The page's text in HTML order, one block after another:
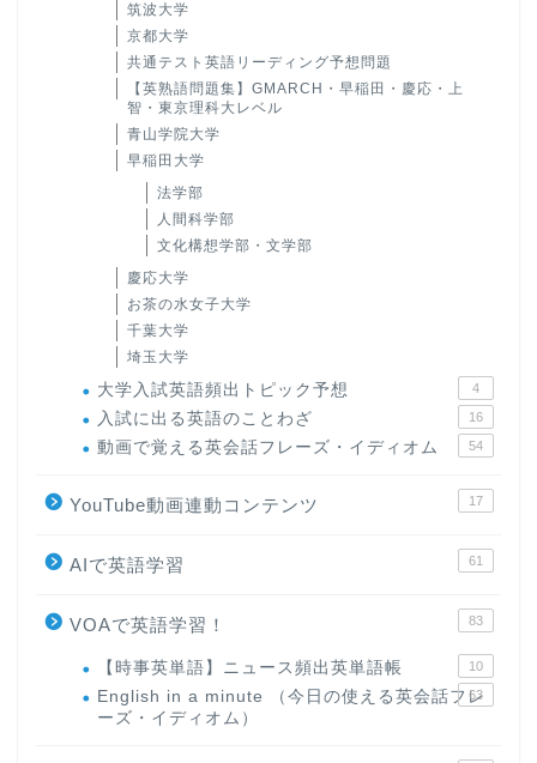
筑波大学
京都大学
共通テスト英語リーディング予想問題
【英熟語問題集】GMARCH・早稲田・慶応・上
智・東京理科大レベル
青山学院大学
早稲田大学
法学部
人間科学部
文化構想学部・文学部
慶応大学
お茶の水女子大学
千葉大学
埼玉大学
大学入試英語頻出トピック予想 4
入試に出る英語のことわざ 16
動画で覚える英会話フレーズ・イディオム 54
YouTube動画連動コンテンツ 17
AIで英語学習 61
VOAで英語学習！ 83
【時事英単語】ニュース頻出英単語帳 10
English in a minute （今日の使える英会話フレ
ーズ・イディオム）
63